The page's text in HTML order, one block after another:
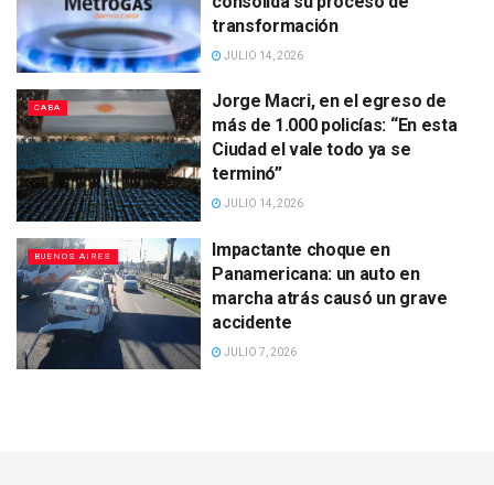
transformación
JULIO 14, 2026
CABA
Jorge Macri, en el egreso de
más de 1.000 policías: “En esta
Ciudad el vale todo ya se
terminó”
JULIO 14, 2026
BUENOS AIRES
Impactante choque en
Panamericana: un auto en
marcha atrás causó un grave
accidente
JULIO 7, 2026